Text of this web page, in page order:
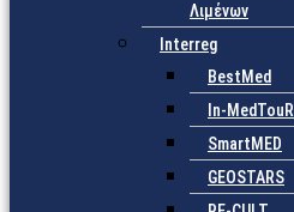
Λιμένων
Interreg
BestMed
In-MedTouR
SmartMED
GEOSTARS